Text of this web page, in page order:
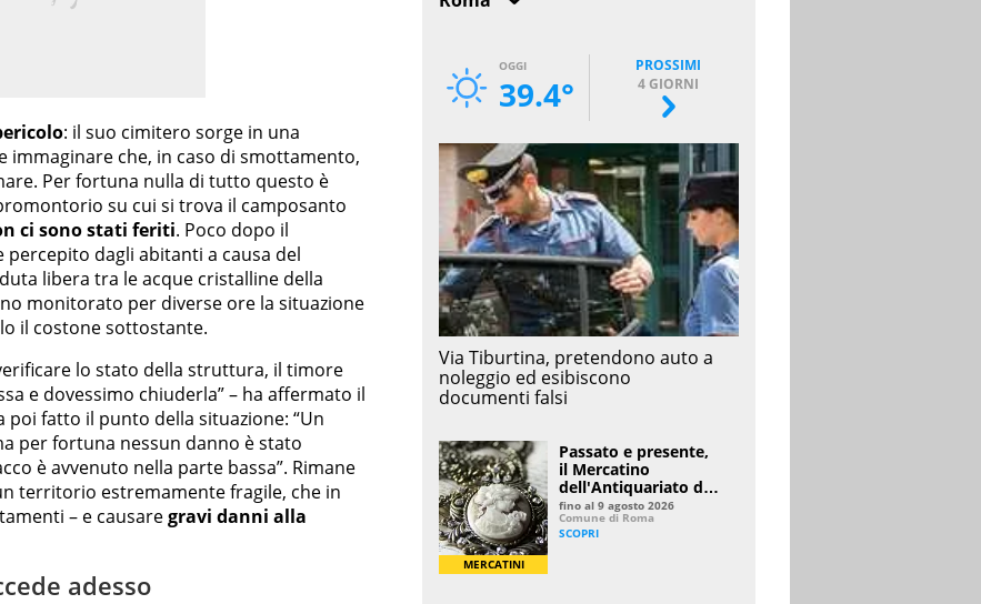
: il suo cimitero sorge in una
immaginare che, in caso di smottamento,
Per fortuna nulla di tutto questo è
su cui si trova il camposanto
ci sono stati feriti. Poco dopo il
dagli abitanti a causa del
libera tra le acque cristalline della
monitorato per diverse ore la situazione
il costone sottostante.
lo stato della struttura, il timore
e dovessimo chiuderla” – ha affermato il
poi fatto il punto della situazione: “Un
per fortuna nessun danno è stato
è avvenuto nella parte bassa”. Rimane
territorio estremamente fragile, che in
– e causaregravi danni alla
adesso